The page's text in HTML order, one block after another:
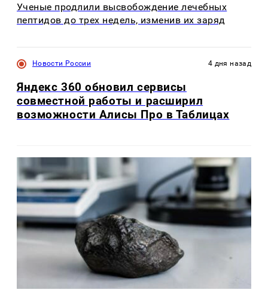
Ученые продлили высвобождение лечебных
пептидов до трех недель, изменив их заряд
Новости России 4 дня назад
Яндекс 360 обновил сервисы
совместной работы и расширил
возможности Алисы Про в Таблицах